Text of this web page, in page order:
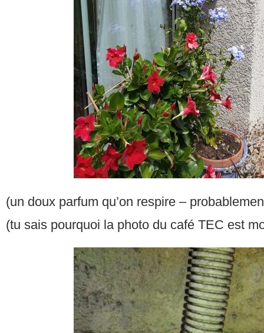
(un doux parfum qu’on respire –
(tu sais pourquoi la photo du café TEC est